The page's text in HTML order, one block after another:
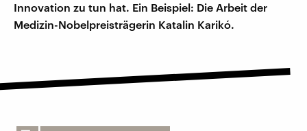
Innovation zu tun hat. Ein Beispiel: Die Arbeit der
Medizin-Nobelpreisträgerin Katalin Karikó.